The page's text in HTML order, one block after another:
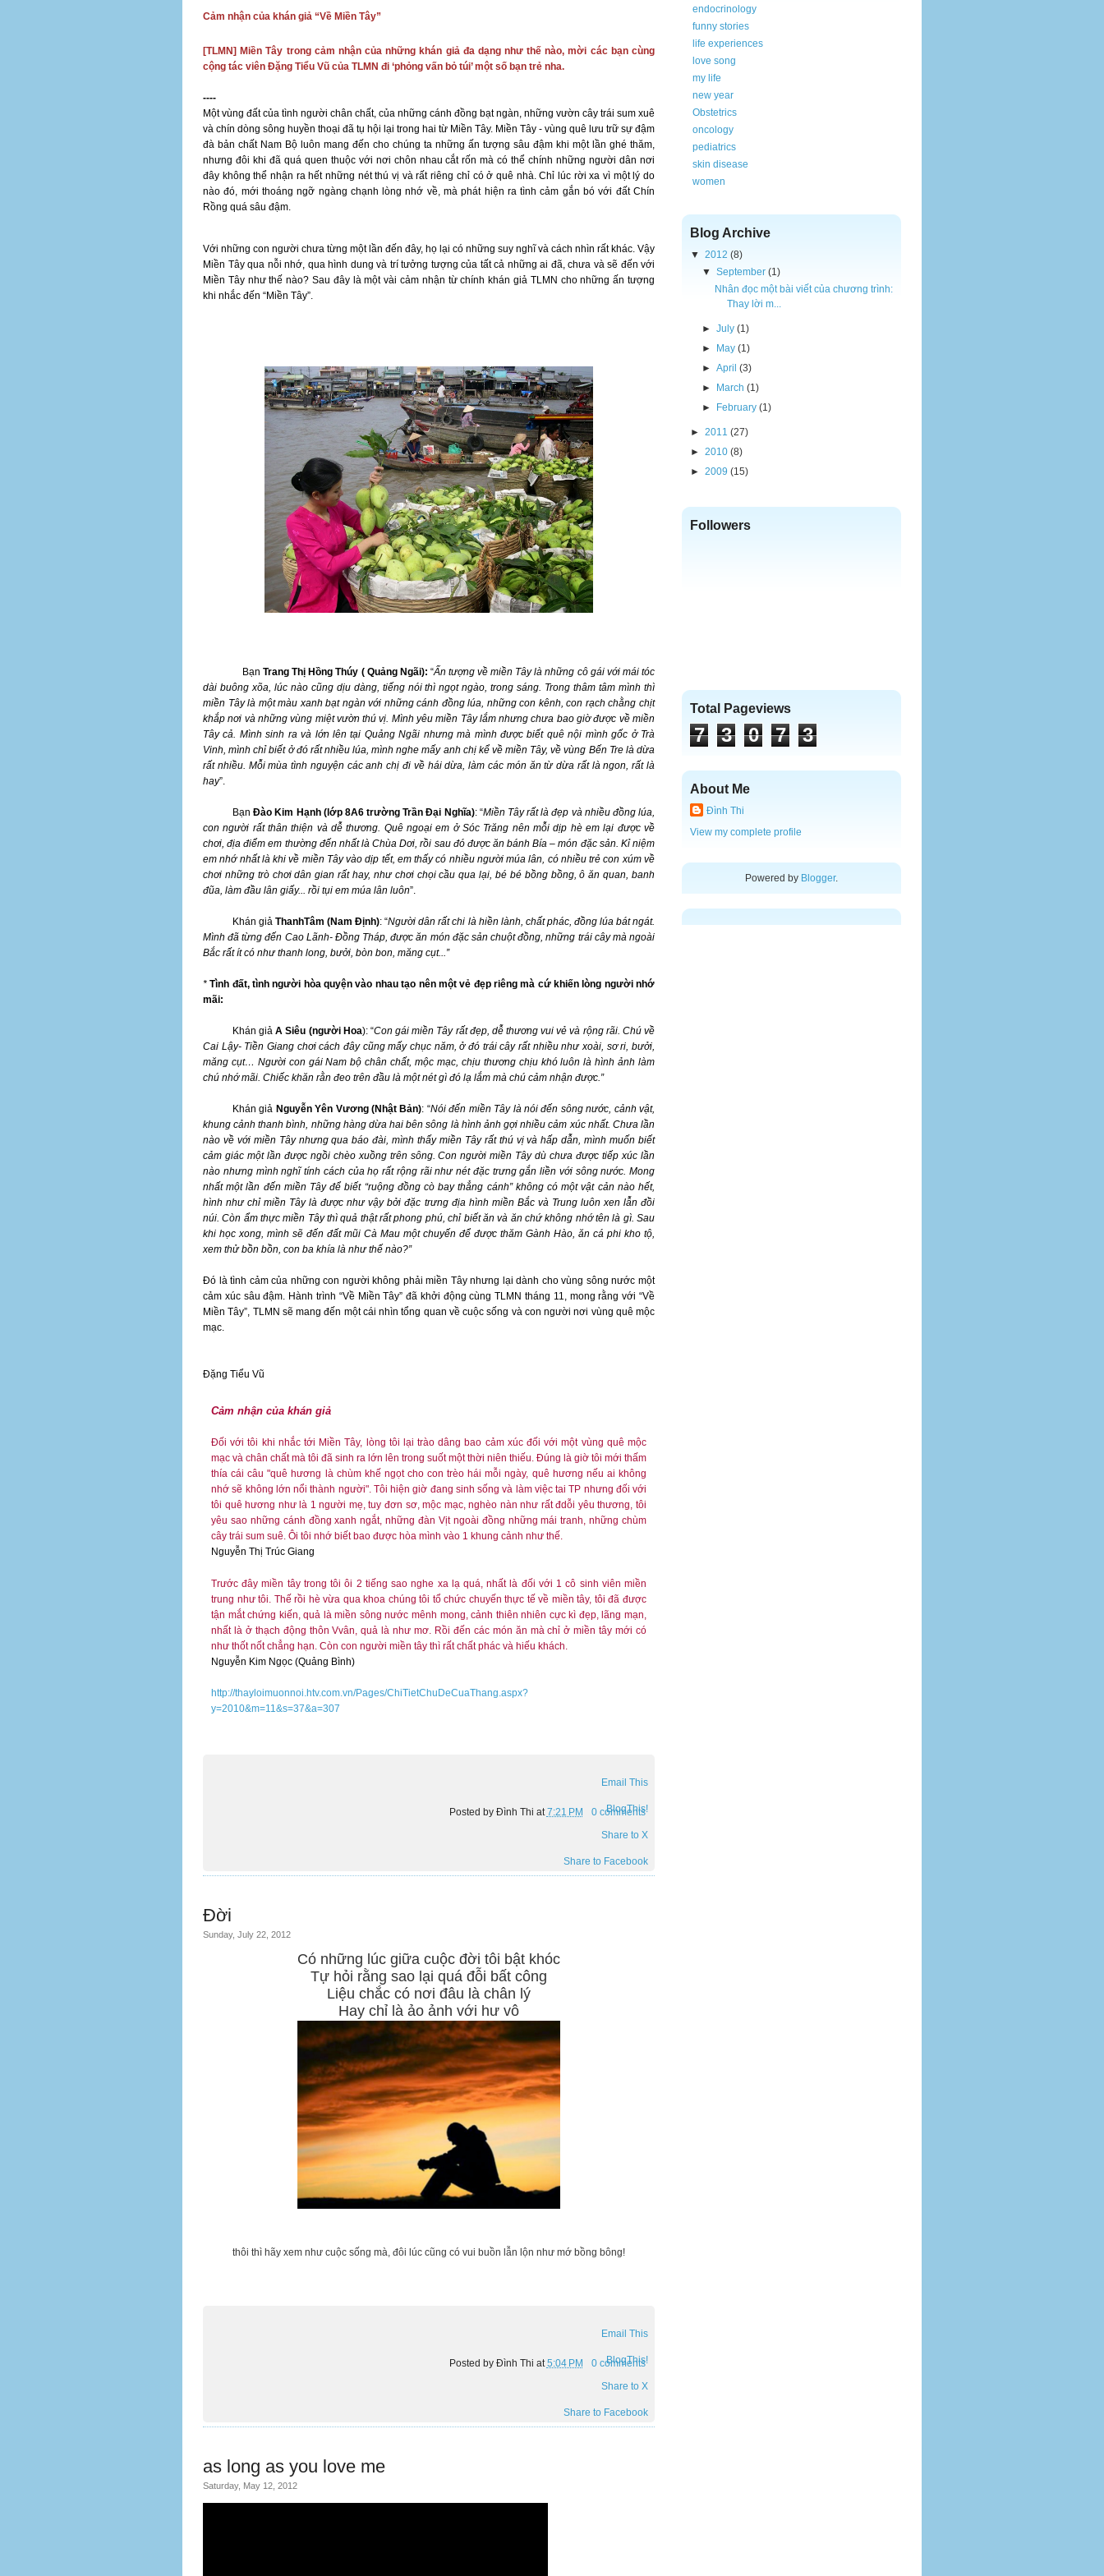
Cảm nhận của khán giả “Về Miền Tây”
[TLMN] Miền Tây trong cảm nhận của những khán giả đa dạng như thế nào, mời các bạn cùng
cộng tác viên Đặng Tiểu Vũ của TLMN đi ‘phỏng vấn bỏ túi’ một số bạn trẻ nha.
----
Một vùng đất của tình người chân chất, của những cánh đồng bạt ngàn, những vườn cây trái sum xuê
và chín dòng sông huyền thoại đã tụ hội lại trong hai từ Miền Tây. Miền Tây - vùng quê lưu trữ sự đậm
đà bản chất Nam Bộ luôn mang đến cho chúng ta những ấn tượng sâu đậm khi một lần ghé thăm,
nhưng đôi khi đã quá quen thuộc với nơi chôn nhau cắt rốn mà có thể chính những người dân nơi
đây không thể nhận ra hết những nét thú vị và rất riêng chỉ có ở quê nhà. Chỉ lúc rời xa vì một lý do
nào đó, mới thoáng ngỡ ngàng chạnh lòng nhớ về, mà phát hiện ra tình cảm gắn bó với đất Chín
Rồng quá sâu đậm.
Với những con người chưa từng một lần đến đây, họ lại có những suy nghĩ và cách nhìn rất khác. Vậy
Miền Tây qua nỗi nhớ, qua hình dung và trí tưởng tượng của tất cả những ai đã, chưa và sẽ đến với
Miền Tây như thế nào? Sau đây là một vài cảm nhận từ chính khán giả TLMN cho những ấn tượng
khi nhắc đến “Miền Tây”.
BạnTrang Thị Hồng Thúy ( Quảng Ngãi): “Ấn tượng về miền Tây là những cô gái với mái tóc
dài buông xõa, lúc nào cũng dịu dàng, tiếng nói thì ngọt ngào, trong sáng. Trong thâm tâm mình thì
miền Tây là một màu xanh bạt ngàn với những cánh đồng lúa, những con kênh, con rạch chằng chịt
khắp nơi và những vùng miệt vườn thú vị. Mình yêu miền Tây lắm nhưng chưa bao giờ được về miền
Tây cả. Mình sinh ra và lớn lên tại Quảng Ngãi nhưng mà mình được biết quê nội mình gốc ở Trà
Vinh, mình chỉ biết ở đó rất nhiều lúa, mình nghe mấy anh chị kể về miền Tây, về vùng Bến Tre là dừa
rất nhiều. Mỗi mùa tình nguyện các anh chị đi về hái dừa, làm các món ăn từ dừa rất là ngon, rất là
hay”.
BạnĐào Kim Hạnh (lớp 8A6 trường Trần Đại Nghĩa): “Miền Tây rất là đẹp và nhiều đồng lúa,
con người rất thân thiện và dễ thương. Quê ngoại em ở Sóc Trăng nên mỗi dịp hè em lại được về
chơi, địa điểm em thường đến nhất là Chùa Dơi, rồi sau đó được ăn bánh Bía – món đặc sản. Kỉ niệm
em nhớ nhất là khi về miền Tây vào dịp tết, em thấy có nhiều người múa lân, có nhiều trẻ con xúm về
chơi những trò chơi dân gian rất hay, như chơi chọi cầu qua lại, bé bé bồng bồng, ô ăn quan, banh
đũa, làm đầu lân giấy... rồi tụi em múa lân luôn”.
Khán giảThanhTâm (Nam Định): “Người dân rất chi là hiền lành, chất phác, đồng lúa bát ngát.
Mình đã từng đến Cao Lãnh- Đồng Tháp, được ăn món đặc sản chuột đồng, những trái cây mà ngoài
Bắc rất ít có như thanh long, bưởi, bòn bon, măng cụt...”
* Tình đất, tình người hòa quyện vào nhau tạo nên một vẻ đẹp riêng mà cứ khiến lòng người nhớ
mãi:
Khán giảA Siêu (người Hoa): “Con gái miền Tây rất đẹp, dễ thương vui vẻ và rộng rãi. Chú về
Cai Lậy- Tiền Giang chơi cách đây cũng mấy chục năm, ở đó trái cây rất nhiều như xoài, sơ ri, bưởi,
măng cụt… Người con gái Nam bộ chân chất, mộc mạc, chịu thương chịu khó luôn là hình ảnh làm
chú nhớ mãi. Chiếc khăn rằn đeo trên đầu là một nét gì đó lạ lắm mà chú cảm nhận được.”
Khán giả Nguyễn Yên Vương (Nhật Bản): “Nói đến miền Tây là nói đến sông nước, cảnh vật,
khung cảnh thanh bình, những hàng dừa hai bên sông là hình ảnh gợi nhiều cảm xúc nhất. Chưa lần
nào về với miền Tây nhưng qua báo đài, mình thấy miền Tây rất thú vị và hấp dẫn, mình muốn biết
cảm giác một lần được ngồi chèo xuồng trên sông. Con người miền Tây dù chưa được tiếp xúc lần
nào nhưng mình nghĩ tính cách của họ rất rộng rãi như nét đặc trưng gắn liền với sông nước. Mong
nhất một lần đến miền Tây để biết “ruộng đồng cò bay thẳng cánh” không có một vật cản nào hết,
hình như chỉ miền Tây là được như vậy bởi đặc trưng địa hình miền Bắc và Trung luôn xen lẫn đồi
núi. Còn ẩm thực miền Tây thì quả thật rất phong phú, chỉ biết ăn và ăn chứ không nhớ tên là gì. Sau
khi học xong, mình sẽ đến đất mũi Cà Mau một chuyến để được thăm Gành Hào, ăn cá phi kho tộ,
xem thử bồn bồn, con ba khía là như thế nào?”
Đó là tình cảm của những con người không phải miền Tây nhưng lại dành cho vùng sông nước một
cảm xúc sâu đậm. Hành trình “Về Miền Tây” đã khởi động cùng TLMN tháng 11, mong rằng với “Về
Miền Tây”, TLMN sẽ mang đến một cái nhìn tổng quan về cuộc sống và con người nơi vùng quê mộc
mạc.
Đặng Tiểu Vũ
Cảm nhận của khán giả
Đối với tôi khi nhắc tới Miền Tây, lòng tôi lại trào dâng bao cảm xúc đối với một vùng quê mộc
mạc và chân chất mà tôi đã sinh ra lớn lên trong suốt một thời niên thiếu. Đúng là giờ tôi mới thấm
thía cái câu "quê hương là chùm khế ngọt cho con trèo hái mỗi ngày, quê hương nếu ai không
nhớ sẽ không lớn nổi thành người". Tôi hiện giờ đang sinh sống và làm việc tai TP nhưng đối với
tôi quê hương như là 1 người mẹ, tuy đơn sơ, mộc mạc, nghèo nàn như rất đdỗi yêu thương, tôi
yêu sao những cánh đồng xanh ngắt, những đàn Vịt ngoài đồng những mái tranh, những chùm
cây trái sum suê. Ôi tôi nhớ biết bao được hòa mình vào 1 khung cảnh như thế.
Nguyễn Thị Trúc Giang
Trước đây miền tây trong tôi ôi 2 tiếng sao nghe xa lạ quá, nhất là đối với 1 cô sinh viên miền
trung như tôi. Thế rồi hè vừa qua khoa chúng tôi tổ chức chuyến thực tế về miền tây, tôi đã được
tận mắt chứng kiến, quả là miền sông nước mênh mong, cảnh thiên nhiên cực kì đẹp, lãng mạn,
nhất là ở thạch động thôn Vvân, quả là như mơ. Rồi đến các món ăn mà chỉ ở miền tây mới có
như thốt nốt chẳng hạn. Còn con người miền tây thì rất chất phác và hiếu khách.
Nguyễn Kim Ngọc (Quảng Bình)
http://thayloimuonnoi.htv.com.vn/Pages/ChiTietChuDeCuaThang.aspx?
y=2010&m=11&s=37&a=307
Posted by Đình Thi at7:21 PM 0 comments
Email This
BlogThis!
Share to X
Share to Facebook
Đời
Sunday, July 22, 2012
Có những lúc giữa cuộc đời tôi bật khóc
Tự hỏi rằng sao lại quá đỗi bất công
Liệu chắc có nơi đâu là chân lý
Hay chỉ là ảo ảnh với hư vô
thôi thì hãy xem như cuộc sống mà, đôi lúc cũng có vui buồn lẫn lộn như mớ bồng bông!
Posted by Đình Thi at5:04 PM 0 comments
Email This
BlogThis!
Share to X
Share to Facebook
as long as you love me
Saturday, May 12, 2012
endocrinology
funny stories
life experiences
love song
my life
new year
Obstetrics
oncology
pediatrics
skin disease
women
Blog Archive
▼ 2012 (8)
▼September (1)
Nhân đọc một bài viết của chương trình:
Thay lời m...
►July (1)
►
May (1)
►April (3)
►
March (1)
►
February (1)
► 2011 (27)
► 2010 (8)
► 2009 (15)
Followers
Total Pageviews
7 3 0 7 3
About Me
Đình Thi
View my complete profile
Powered by Blogger.